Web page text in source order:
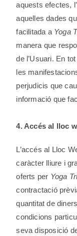
aquests efectes,
aquelles dades
facilitada a Yoga
manera que
de l’Usuari. En
les
perjudicis que
informació que
4. Accés al lloc
L’accés al Lloc
caràcter lliure i
oferts per Yoga
contractació
quantitat de
condicions
seva disposició